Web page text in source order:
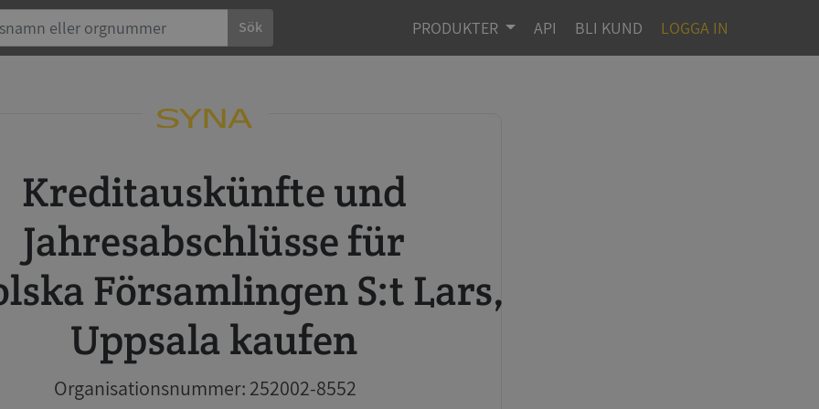
Sök PRODUKTER API BLI KUND LOGGA IN
Kreditauskünfte und
Jahresabschlüsse für
Församlingen S:t Lars,
Uppsala kaufen
Organisationsnummer: 252002-8552